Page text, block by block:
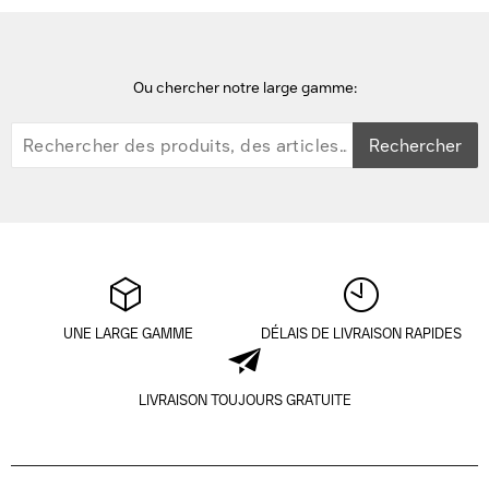
Ou chercher notre large gamme:
Rechercher
UNE LARGE GAMME DÉLAIS DE LIVRAISON RAPIDES
LIVRAISON TOUJOURS GRATUITE